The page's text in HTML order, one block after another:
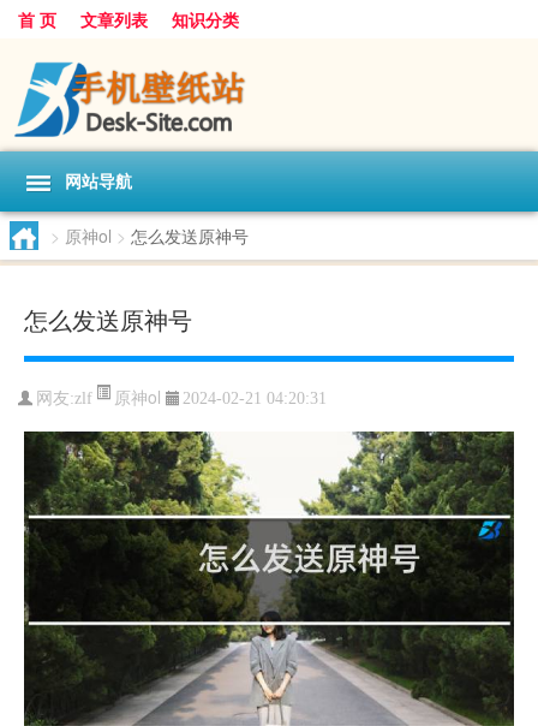
首 页 文章列表 知识分类
网站导航
> 原神ol > 怎么发送原神号
怎么发送原神号
网友:zlf 原神ol 2024-02-21 04:20:31